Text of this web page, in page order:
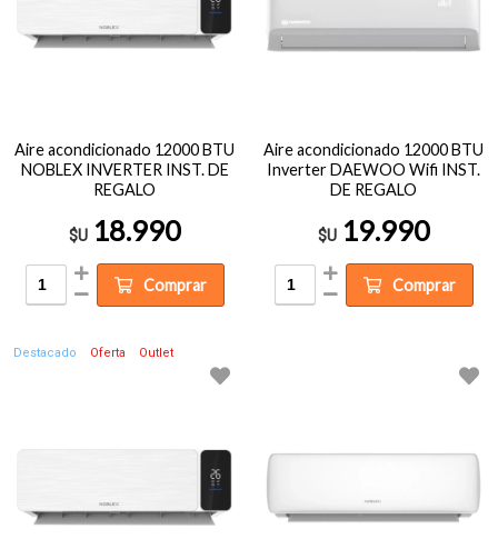
Aire acondicionado 12000 BTU
NOBLEX INVERTER INST. DE
REGALO
$U 18.990
Comprar
Aire acondicionado 12000 BTU
Inverter DAEWOO Wifi INST.
DE REGALO
$U 19.990
Comprar
Destacado Oferta Outlet